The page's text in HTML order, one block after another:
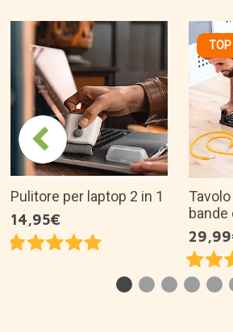
Perché ci piace?
Ideale per migliorare il sonno,
l'ansia e favorire la
Luce bianca con due
lampeggiante.
Emette rumore bianco e 5
Ricaricabile, compatto e
È un'ottima idea regalo per...
Descrizione prodotto